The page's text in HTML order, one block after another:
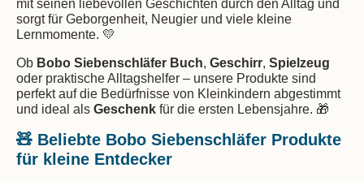
mit seinen liebevollen Geschichten durch den Alltag und
sorgt für Geborgenheit, Neugier und viele kleine
Lernmomente. 💛
Ob Bobo Siebenschläfer Buch, Geschirr, Spielzeug
oder praktische Alltagshelfer – unsere Produkte sind
perfekt auf die Bedürfnisse von Kleinkindern abgestimmt
und ideal als Geschenk für die ersten Lebensjahre. 🎁
🧸 Beliebte Bobo Siebenschläfer Produkte
für kleine Entdecker